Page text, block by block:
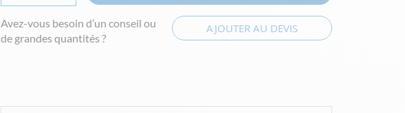
Avez-vous besoin d’un conseil ou
de grandes quantités ?
AJOUTER AU DEVIS